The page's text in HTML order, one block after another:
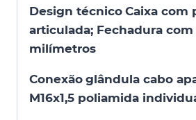
Design técnico Caixa com
articulada; Fechadura
milímetros
Conexão glândula cabo
M16x1,5 poliamida